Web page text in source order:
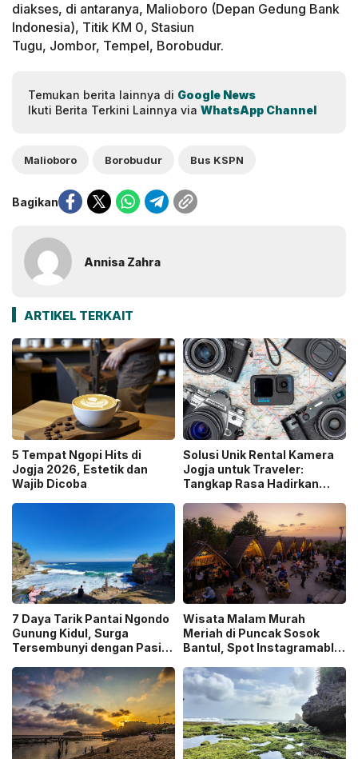
diakses, di antaranya, Malioboro (Depan Gedung Bank
Indonesia), Titik KM 0, Stasiun
Tugu, Jombor, Tempel, Borobudur.
Temukan berita lainnya di Google News
Ikuti Berita Terkini Lainnya via WhatsApp Channel
Malioboro Borobudur Bus KSPN
Bagikan
Annisa Zahra
ARTIKEL TERKAIT
5 Tempat Ngopi Hits di
Jogja 2026, Estetik dan
Wajib Dicoba
Solusi Unik Rental Kamera
Jogja untuk Traveler:
Tangkap Rasa Hadirkan
7 Daya Tarik Pantai Ngondo
Gunung Kidul, Surga
Tersembunyi dengan Pasir
Wisata Malam Murah
Meriah di Puncak Sosok
Bantul, Spot Instagramable